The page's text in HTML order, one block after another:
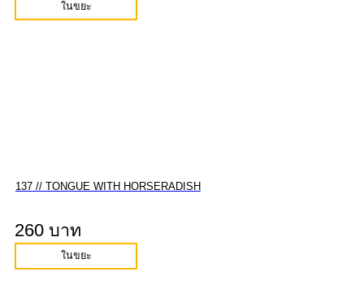
ในขยะ
137 // TONGUE WITH HORSERADISH
260 บาท
ในขยะ